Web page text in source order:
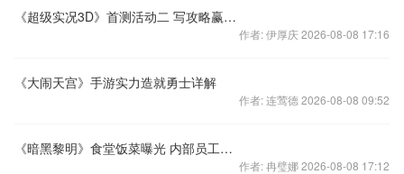
《超级实况3D》首测活动二 写攻略赢大奖
作者: 伊厚庆 2026-08-08 17:16
《大闹天宫》手游实力造就勇士详解
作者: 连莺德 2026-08-08 09:52
《暗黑黎明》食堂饭菜曝光 内部员工钟爱弓手职业
作者: 冉璧娜 2026-08-08 17:12